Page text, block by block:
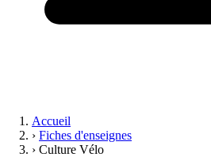
Accueil
› Fiches d'enseignes
› Culture Vélo